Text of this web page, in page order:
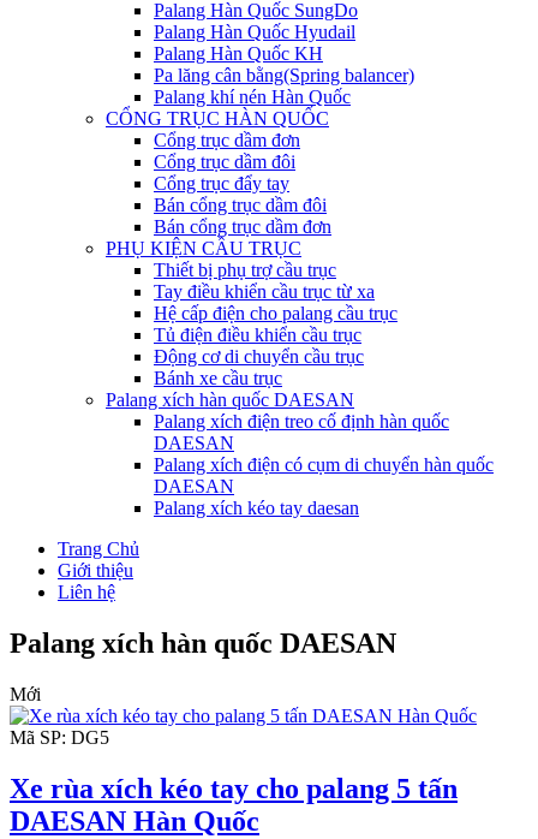
Palang Hàn Quốc SungDo
Palang Hàn Quốc Hyudail
Palang Hàn Quốc KH
Pa lăng cân bằng(Spring balancer)
Palang khí nén Hàn Quốc
CỔNG TRỤC HÀN QUỐC
Cổng trục dầm đơn
Cổng trục dầm đôi
Cổng trục đẩy tay
Bán cổng trục dầm đôi
Bán cổng trục dầm đơn
PHỤ KIỆN CẦU TRỤC
Thiết bị phụ trợ cầu trục
Tay điều khiển cầu trục từ xa
Hệ cấp điện cho palang cầu trục
Tủ điện điều khiển cầu trục
Động cơ di chuyển cầu trục
Bánh xe cầu trục
Palang xích hàn quốc DAESAN
Palang xích điện treo cố định hàn quốc
DAESAN
Palang xích điện có cụm di chuyển hàn quốc
DAESAN
Palang xích kéo tay daesan
Trang Chủ
Giới thiệu
Liên hệ
Palang xích hàn quốc DAESAN
Mới
Mã SP: DG5
Xe rùa xích kéo tay cho palang 5 tấn
DAESAN Hàn Quốc